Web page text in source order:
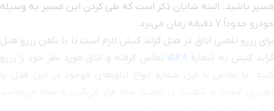
بازار پردیس2
بازار مرجان ۷ دقیقه با خودرو (۴ کیلومتر و ۲۹۸ متر)
مسیر باشید. البته شایان ذکر است که طی کردن این مسیر به وسیله
خودرو حدوداً 7 دقیقه زمان می‌برد.
برای رزرو تلفنی اتاق در هتل گراند کیش لازم است تا با تلفن رزرو هتل
گراند کیش به شماره 1548 تماس گرفته و اتاق مورد نظر خود را رزرو
کنید. با تماس با این شماره انواع اتاق‌های موجود در این هتل با